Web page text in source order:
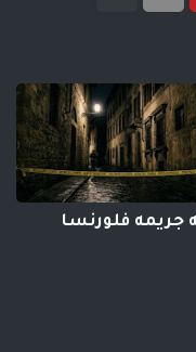
جريمه فلورنسا